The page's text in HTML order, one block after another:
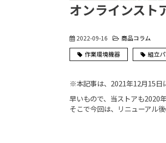
オンラインスト
2022-09-16
商品コラム
作業環境機器
組立
※本記事は、2021年12月15日
早いもので、当ストアも2020
そこで今回は、リニューアル